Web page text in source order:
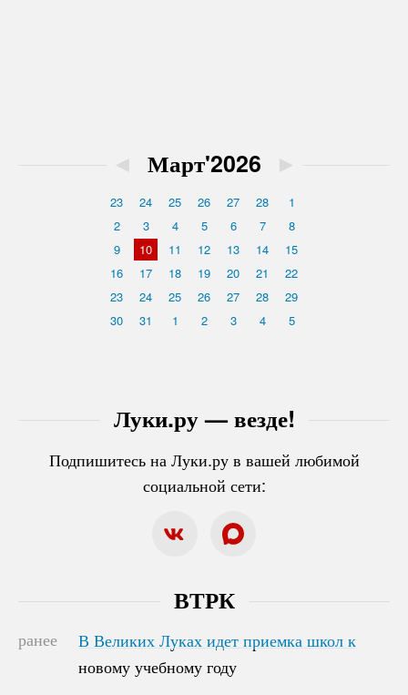
Луки.ру — везде!
Подпишитесь на Луки.ру в вашей любимой
социальной сети:
◄ Март'2026 ►
23 24 25 26 27 28
1
2
3 4 5 6 7
8
9
10 11 12 13 14
15
16
17 18 19 20 21
22
23
24 25 26 27 28
29
30
31 1 2 3 4 5
ВТРК
ранее
В Великих Луках идет приемка школ к
новому учебному году
В Великих Луках идет приемка школ к
новому учебному году